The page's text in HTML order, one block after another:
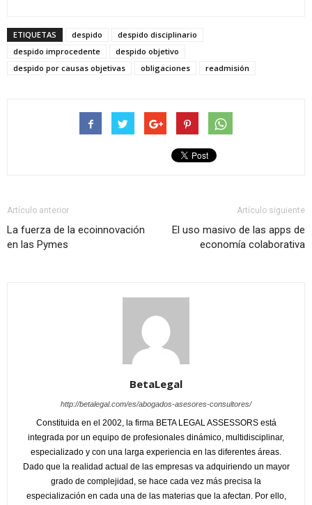
ETIQUETAS despido
despido disciplinario
despido improcedente
despido objetivo
despido por causas objetivas
obligaciones readmisión
Artículo anterior
La fuerza de la ecoinnovación
en las Pymes
Artículo siguiente
El uso masivo de las apps de
economía colaborativa
BetaLegal
http://betalegal.com/es/abogados-asesores-consultores/
Constituida en el 2002, la firma BETA LEGAL ASSESSORS está
integrada por un equipo de profesionales dinámico, multidisciplinar,
especializado y con una larga experiencia en las diferentes áreas.
Dado que la realidad actual de las empresas va adquiriendo un mayor
grado de complejidad, se hace cada vez más precisa la
especialización en cada una de las materias que la afectan. Por ello,